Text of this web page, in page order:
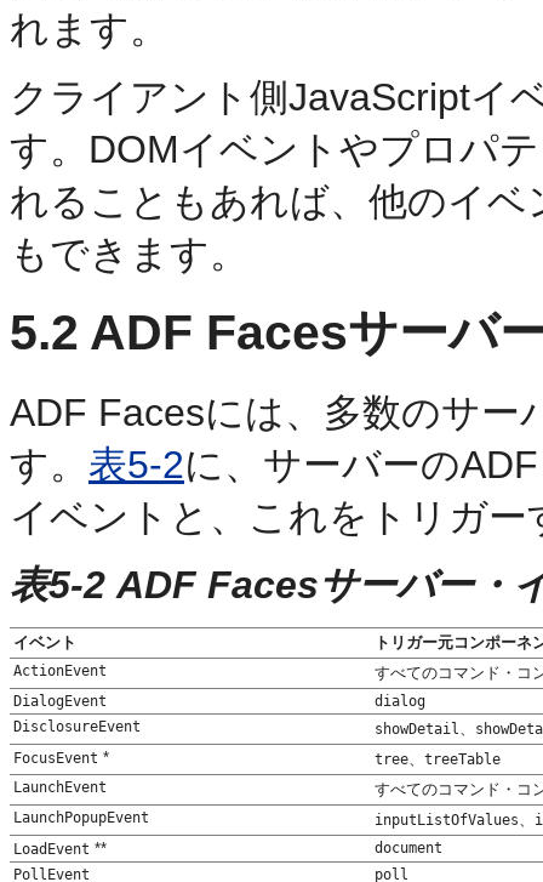
れます。
クライアント側JavaScriptイ
す。DOMイベントやプロパ
れることもあれば、他のイ
もできます。
5.2 ADF Facesサーバ
ADF Facesには、多数のサ
す。 表5-2に、サーバーの
イベントと、これをトリガ
表5-2 ADF Facesサーバー・
イベント トリガー元コンポーネ
ActionEvent すべてのコマンド・コ
DialogEvent
dialog
DisclosureEvent
showDetail
FocusEvent * tree
treeTable
LaunchEvent
すべてのコマンド・コ
LaunchPopupEvent inputListOfValues
LoadEvent **
document
PollEvent
poll